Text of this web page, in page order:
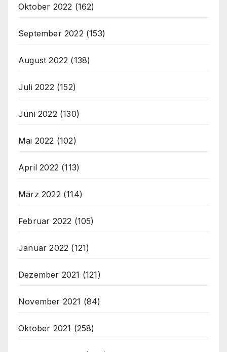
Oktober 2022 (162)
September 2022 (153)
August 2022 (138)
Juli 2022 (152)
Juni 2022 (130)
Mai 2022 (102)
April 2022 (113)
März 2022 (114)
Februar 2022 (105)
Januar 2022 (121)
Dezember 2021 (121)
November 2021 (84)
Oktober 2021 (258)